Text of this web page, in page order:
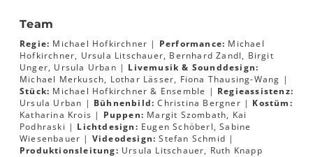
Team
Regie: Michael Hofkirchner | Performance: Michael
Hofkirchner, Ursula Litschauer, Bernhard Zandl, Birgit
Unger, Ursula Urban | Livemusik & Sounddesign:
Michael Merkusch, Lothar Lässer, Fiona Thausing-Wang |
Stück: Michael Hofkirchner & Ensemble | Regieassistenz:
Ursula Urban | Bühnenbild: Christina Bergner | Kostüm:
Katharina Krois | Puppen: Margit Szombath, Kai
Podhraski | Lichtdesign: Eugen Schöberl, Sabine
Wiesenbauer | Videodesign: Stefan Schmid |
Produktionsleitung: Ursula Litschauer, Ruth Knapp